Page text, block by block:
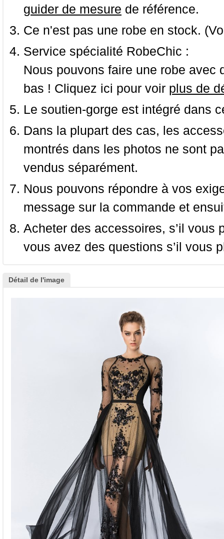
guider de mesure de référence.
Ce n'est pas une robe en stock.
Service spécialité RobeChic :
Nous pouvons faire une robe
bas ! Cliquez ici pour voir plus de
Le soutien-gorge est intégré dans
Dans la plupart des cas, les
montrés dans les photos ne sont
vendus séparément.
Nous pouvons répondre à vos
message sur la commande et
Acheter des accessoires, s’il
vous avez des questions s’il vous
Détail de l'image